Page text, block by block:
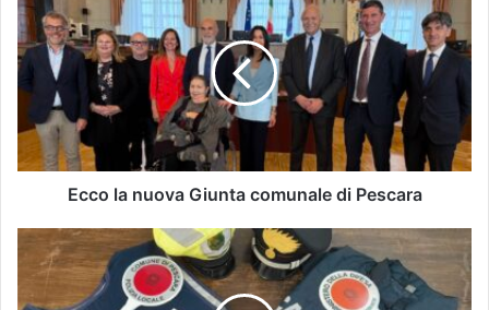
Ecco la nuova Giunta comunale di Pescara